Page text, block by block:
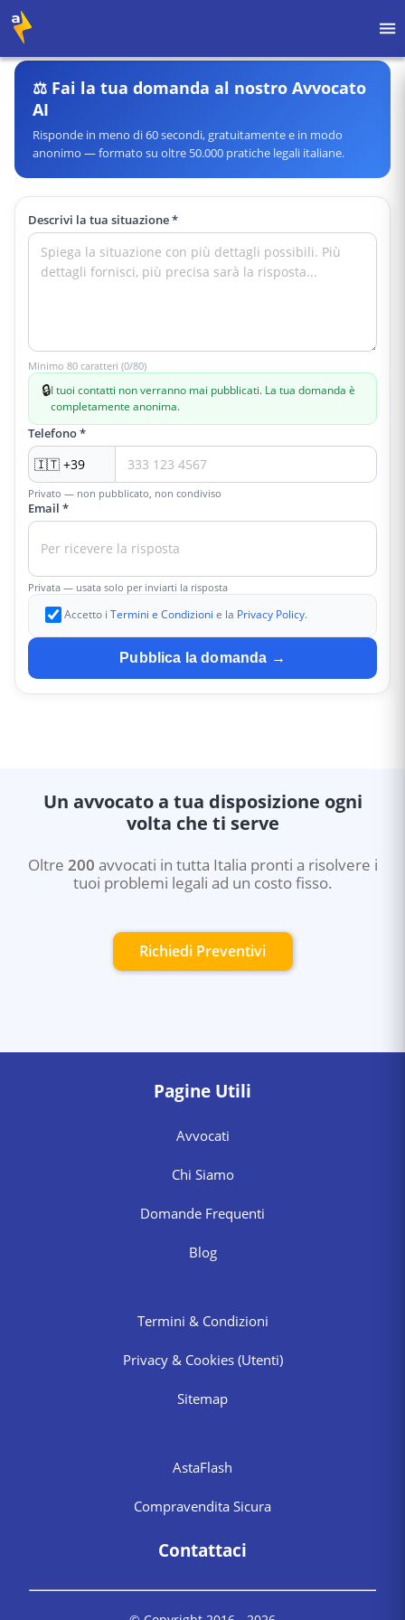
⚖️ Fai la tua domanda al nostro Avvocato
AI
Risponde in meno di 60 secondi, gratuitamente e in modo
anonimo — formato su oltre 50.000 pratiche legali italiane.
Descrivi la tua situazione *
Minimo 80 caratteri (0/80)
🔒I tuoi contatti non verranno mai pubblicati. La tua domanda è
completamente anonima.
Telefono *
Privato — non pubblicato, non condiviso
Email *
Privata — usata solo per inviarti la risposta
Accetto i Termini e Condizioni e la Privacy Policy.
Pubblica la domanda →
Un avvocato a tua disposizione ogni
volta che ti serve
Oltre 200 avvocati in tutta Italia pronti a risolvere i
tuoi problemi legali ad un costo fisso.
Richiedi Preventivi
Pagine Utili
Avvocati
Chi Siamo
Domande Frequenti
Blog
Termini & Condizioni
Privacy & Cookies (Utenti)
Sitemap
AstaFlash
Compravendita Sicura
Contattaci